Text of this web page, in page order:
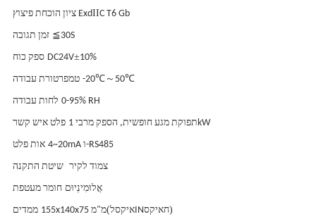
ציון הוכחת פיצוץ ExdIIC T6 Gb
זמן תגובה ≦30S
ספק כוח DC24V±10%
טמפרטורת עבודה -20℃～ 50℃
לחות עבודה 0-95% RH
פלט איש קשר תפוקת מגע חופשית, הספק מרבי 1kW
אות פלט 4~20mA ו-RS485
שיטת התקנה צמוד לקיר
חומר מעטפת אֲלוּמִינְיוּם
ממדים 155x140x75 מ"מ(לאיקסINאיקסח)